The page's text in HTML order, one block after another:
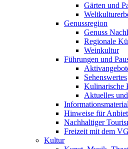
Gärten und
Genussregion
Genuss
Regionale
Weinkultur
Führungen und
Sehenswertes
Kulinarische
Aktuelles
Informationsmaterial
Hinweise für
Nachhaltiger
Freizeit mit dem
Kultur